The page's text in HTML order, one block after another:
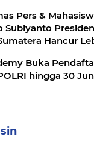
Pers &
Subiyanto
Hancur
Buka
hingga 30